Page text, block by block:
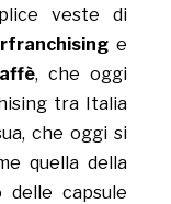
veste di
e
, che oggi
tra Italia
che oggi si
quella della
capsule